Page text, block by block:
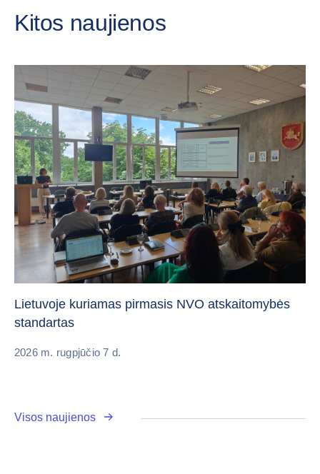
Kitos naujienos
Lietuvoje kuriamas pirmasis NVO atskaitomybės
standartas
2026 m. rugpjūčio 7 d.
Visos naujienos